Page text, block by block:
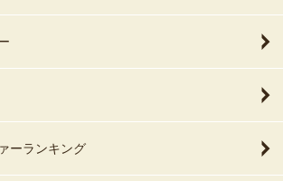
ーランキング